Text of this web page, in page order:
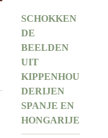
SCHOKKEN
DE
BEELDEN
UIT
KIPPENHOU
DERIJEN
SPANJE EN
HONGARIJE